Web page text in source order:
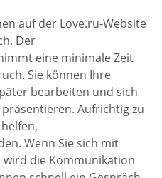
auf der Love.ru-Website
Der
eine minimale Zeit
Sie können Ihre
bearbeiten und sich
Aufrichtig zu
Wenn Sie sich mit
wird die Kommunikation